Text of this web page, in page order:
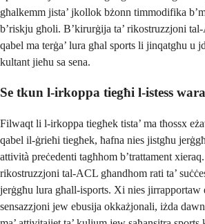
għalkemm jista’ jkollok bżonn timmodifika
b’riskju għoli. B’kirurġija ta’ rikostruzzjoni
qabel ma terġa’ lura għal sports li jinqatgħu u
kultant jieħu sa sena.
Se tkun l-irkoppa tiegħi l-istess
Filwaqt li l-irkoppa tiegħek tista’ ma tħossx
qabel il-ġrieħi tiegħek, ħafna nies jistgħu
attività preċedenti tagħhom b’trattament
rikostruzzjoni tal-ACL għandhom rati ta’
jerġgħu lura għall-isports. Xi nies jirrapportaw
sensazzjoni jew ebusija okkażjonali, iżda